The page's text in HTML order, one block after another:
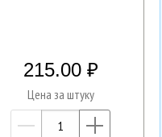
215.00
Цена за штуку
—